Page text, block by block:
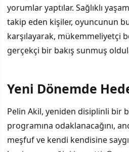
yorumlar yaptılar. Sağlıklı
takip eden kişiler, oyuncunun
karşılayarak, mükemmeliyetçi
gerçekçi bir bakış sunmuş
Yeni Dönemde
Pelin Akil, yeniden disiplinli bir
programına odaklanacağını,
meşfuf ve kendi kendisine